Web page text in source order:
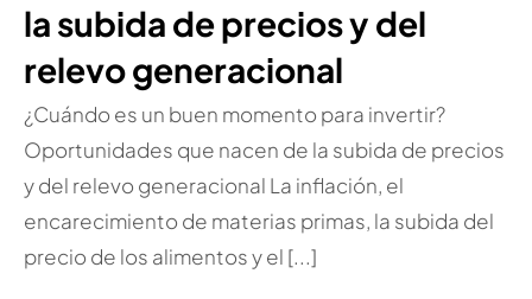
la subida de precios y del
relevo generacional
¿Cuándo es un buen momento para invertir?
Oportunidades que nacen de la subida de precios
y del relevo generacional La inflación, el
encarecimiento de materias primas, la subida del
precio de los alimentos y el [...]